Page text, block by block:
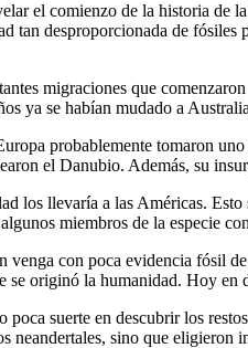
el comienzo de la historia de
tan desproporcionada de
migraciones que
ya se habían mudado a
probablemente tomaron
el Danubio. Además, su
los llevaría a las Américas.
miembros de la especie
con poca evidencia fósil
se originó la humanidad. Hoy en
poca suerte en descubrir los
neandertales, sino que eligieron